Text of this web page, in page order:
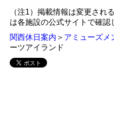
（注1）掲載情報は変更され
は各施設の公式サイトで確認
関西休日案内 ＞ アミューズメ
ーツアイランド